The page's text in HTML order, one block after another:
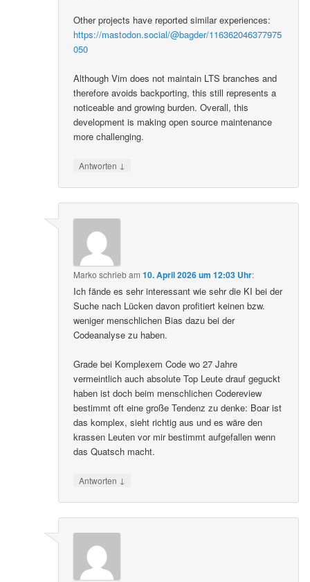
Other projects have reported similar experiences:
https://mastodon.social/@bagder/116362046377975
050
Although Vim does not maintain LTS branches and
therefore avoids backporting, this still represents a
noticeable and growing burden. Overall, this
development is making open source maintenance
more challenging.
Antworten ↓
Marko schriebam10. April 2026 um 12:03 Uhr:
Ich fände es sehr interessant wie sehr die KI bei der
Suche nach Lücken davon profitiert keinen bzw.
weniger menschlichen Bias dazu bei der
Codeanalyse zu haben.
Grade bei Komplexem Code wo 27 Jahre
vermeintlich auch absolute Top Leute drauf geguckt
haben ist doch beim menschlichen Codereview
bestimmt oft eine große Tendenz zu denke: Boar ist
das komplex, sieht richtig aus und es wäre den
krassen Leuten vor mir bestimmt aufgefallen wenn
das Quatsch macht.
Antworten ↓